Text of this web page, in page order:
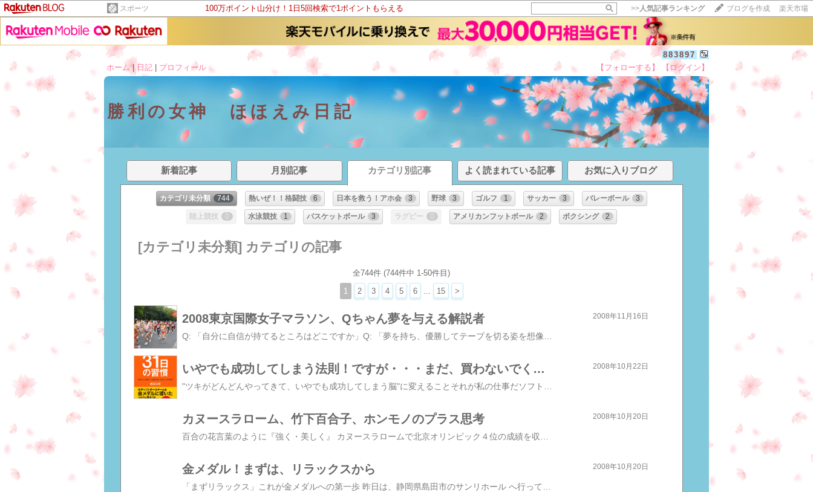
スポーツ 100万ポイント山分け！1日5回検索で1ポイントもらえる >>人気記事ランキング ブログを作成 楽天市場
883897
ホーム| 日記 プロフィール 【フォローする】 【ログイン】
勝利の女神 ほほえみ日記
新着記事 月別記事 カテゴリ別記事 よく読まれている記事 お気に入りブログ
カテゴリ未分類 744 熱いぜ！！格闘技 6 日本を救う！アホ会 3 野球 3 ゴルフ 1 サッカー 3 バレーボール 3
陸上競技 0 水泳競技 1 バスケットボール 3 ラグビー 0 アメリカンフットボール 2 ボクシング 2
[カテゴリ未分類] カテゴリの記事
全744件 (744件中 1-50件目)
1 2 3 4 5 6 15 >
2008東京国際女子マラソン、Qちゃん夢を与える解説者 2008年11月16日
いやでも成功してしまう法則！ですが・・・まだ、買わないでください！！！ 2008年10月22日
カヌースラローム、竹下百合子、ホンモノのプラス思考 2008年10月20日
金メダル！まずは、リラックスから 2008年10月20日